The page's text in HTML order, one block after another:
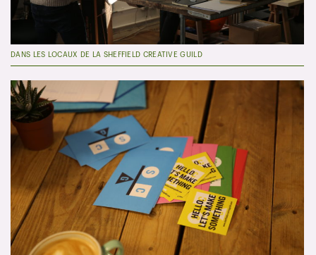
DANS LES LOCAUX DE LA SHEFFIELD CREATIVE GUILD